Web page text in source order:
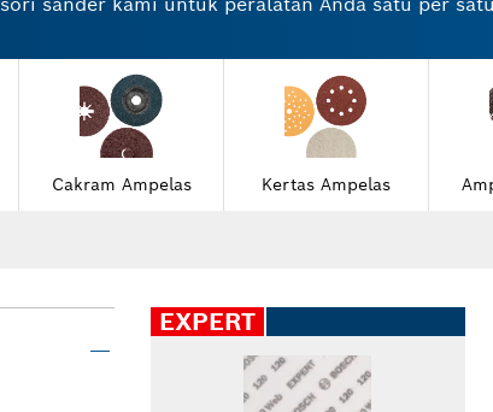
dan bantalan pemoles putar lainnya cocok
atau cakram felt adalah aksesori yang efektif
dan pemolesan Bosch untuk opsi
Cakram Ampelas Kertas Ampelas
EXPERT